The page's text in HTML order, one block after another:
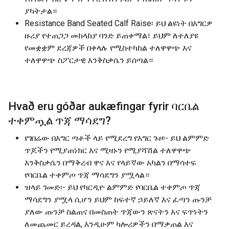
ያካትታል።
Resistance Band Seated Calf Raise፡ ይህ ልዩነት በእግርዎ
ዙሪያ የተጠጋጋ መከላከያ ባንድ ይጠቀማል፣ ይህም ለተለያዩ
የመቋቋም ደረጃዎች በቀላሉ የሚስተካከል ተለዋዋጭ እና
ተለዋዋጭ ስፖርታዊ እንቅስቃሴን ይሰጣል።
Hvað eru góðar aukæfingar fyrir ባርቤል
ተቀምጧል ጥጃ ማሳደግ?
የገበሬው በእግር ጣቶች ላይ የሚደረግ የእግር ጉዞ፡- ይህ ልምምድ
ጥጆችን የሚያጠነክር እና ሚዛኑን የሚያሻሽል ተለዋዋጭ
እንቅስቃሴን በማቅረብ ዋና እና የላይኛው አካልን በማሳተፍ
የባርቤል ተቀምጦ ጥጃ ማሳደግን ያሟላል።
ዝላይ ገመድ፡- ይህ የካርዲዮ ልምምድ የባርቤል ተቀምጦ ጥጃ
ማሳደግን ያሟላ ሲሆን ይህም ከፍተኛ ኃይለኛ እና ፈጣን ጡንቻ
ያለው ጡንቻ ስልጠና በመስጠት ጥጃውን ጽናትን እና ፍጥነትን
ለመጨመር ይረዳል, እንዲሁም ካሎሪዎችን በማቃጠል እና